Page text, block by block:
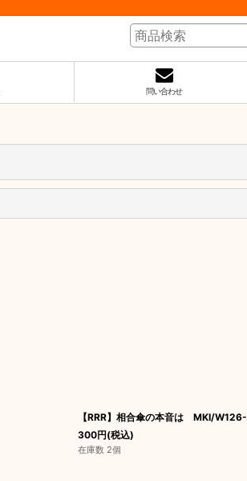
問い合わせ
【RRR】相合傘の本音は MKI/
300円(税込)
在庫数 2個